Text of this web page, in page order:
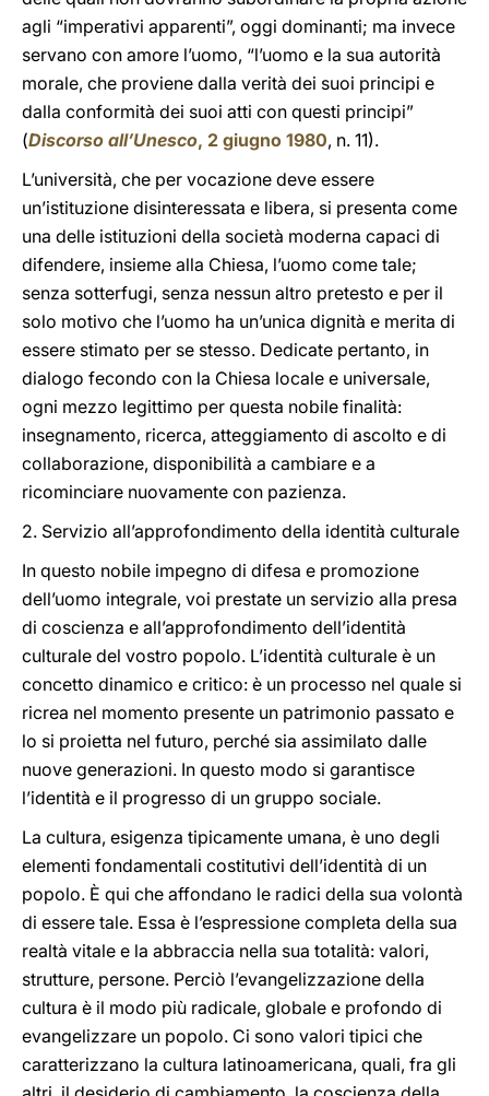
agli “imperativi apparenti”, oggi dominanti; ma invece
servano con amore l’uomo, “l’uomo e la sua autorità
morale, che proviene dalla verità dei suoi principi e
dalla conformità dei suoi atti con questi principi”
(Discorso all’Unesco, 2 giugno 1980, n. 11).
L’università, che per vocazione deve essere
un’istituzione disinteressata e libera, si presenta come
una delle istituzioni della società moderna capaci di
difendere, insieme alla Chiesa, l’uomo come tale;
senza sotterfugi, senza nessun altro pretesto e per il
solo motivo che l’uomo ha un’unica dignità e merita di
essere stimato per se stesso. Dedicate pertanto, in
dialogo fecondo con la Chiesa locale e universale,
ogni mezzo legittimo per questa nobile finalità:
insegnamento, ricerca, atteggiamento di ascolto e di
collaborazione, disponibilità a cambiare e a
ricominciare nuovamente con pazienza.
2. Servizio all’approfondimento della identità culturale
In questo nobile impegno di difesa e promozione
dell’uomo integrale, voi prestate un servizio alla presa
di coscienza e all’approfondimento dell’identità
culturale del vostro popolo. L’identità culturale è un
concetto dinamico e critico: è un processo nel quale si
ricrea nel momento presente un patrimonio passato e
lo si proietta nel futuro, perché sia assimilato dalle
nuove generazioni. In questo modo si garantisce
l’identità e il progresso di un gruppo sociale.
La cultura, esigenza tipicamente umana, è uno degli
elementi fondamentali costitutivi dell’identità di un
popolo. È qui che affondano le radici della sua volontà
di essere tale. Essa è l’espressione completa della sua
realtà vitale e la abbraccia nella sua totalità: valori,
strutture, persone. Perciò l’evangelizzazione della
cultura è il modo più radicale, globale e profondo di
evangelizzare un popolo. Ci sono valori tipici che
caratterizzano la cultura latinoamericana, quali, fra gli